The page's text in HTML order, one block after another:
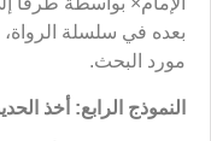
بعده في سلسلة
مورد البحث.
النموذج الرابع: أخذ